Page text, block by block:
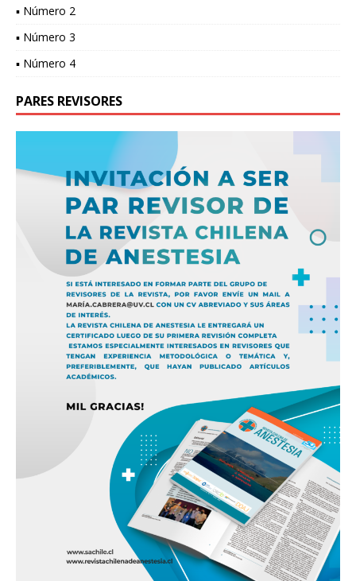
▪ Número 2
▪ Número 3
▪ Número 4
PARES REVISORES